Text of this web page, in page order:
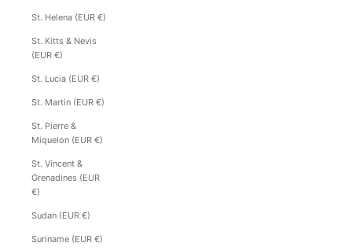
St. Helena (EUR €)
St. Kitts & Nevis
(EUR €)
St. Lucia (EUR €)
St. Martin (EUR €)
St. Pierre &
Miquelon (EUR €)
St. Vincent &
Grenadines (EUR
€)
Sudan (EUR €)
Suriname (EUR €)